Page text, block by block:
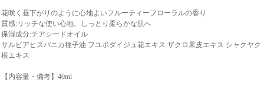
花咲く昼下がりのように心地よいフルーティーフローラルの香り
質感:リッチな使い心地、しっとり柔らかな肌へ
保湿成分:チアシードオイル
サルビアヒスパニカ種子油 フユボダイジュ花エキス ザクロ果皮エキス シャクヤク
根エキス
【内容量・備考】40ml